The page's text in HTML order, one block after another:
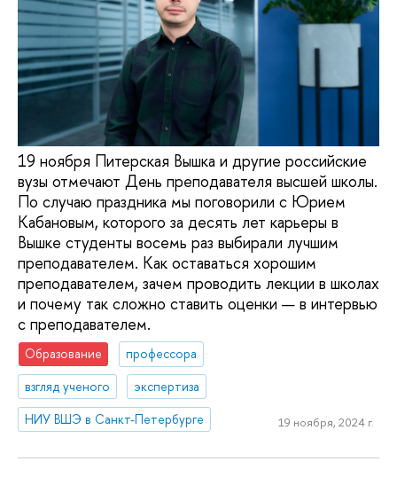
19 ноября Питерская Вышка и другие российские
вузы отмечают День преподавателя высшей школы.
По случаю праздника мы поговорили с Юрием
Кабановым, которого за десять лет карьеры в
Вышке студенты восемь раз выбирали лучшим
преподавателем. Как оставаться хорошим
преподавателем, зачем проводить лекции в школах
и почему так сложно ставить оценки — в интервью
с преподавателем.
Образование
профессора
взгляд ученого
экспертиза
НИУ ВШЭ в Санкт-Петербурге
19 ноября, 2024 г.